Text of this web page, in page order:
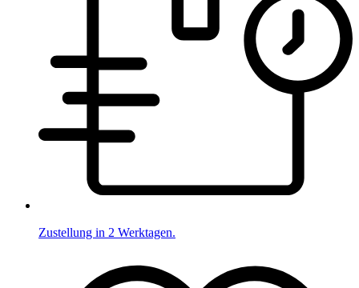
Zustellung in 2 Werktagen.